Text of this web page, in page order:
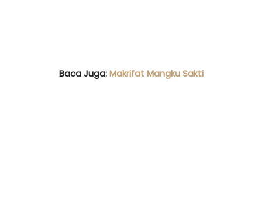
Baca Juga:Makrifat Mangku Sakti